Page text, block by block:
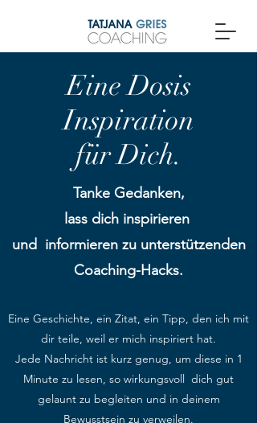
Eine Dosis
Inspiration
für Dich.
Tanke Gedanken,
lass dich inspirieren
und informieren zu unterstützenden
Coaching-Hacks.
Eine Geschichte, ein Zitat, ein Tipp, den ich mit
dir teile, weil er mich inspiriert hat.
Jede Nachricht ist kurz genug, um diese in 1
Minute zu lesen, so wirkungsvoll dich gut
gelaunt zu begleiten und in deinem
Bewusstsein zu verweilen.